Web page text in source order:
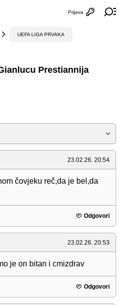
Otvori
Prijava
UEFA LIGA PRVAKA
Prestiannija
23.02.26. 20:54
čovjeku reč,da je bel,da
Odgovori
23.02.26. 20:53
je on bitan i cmizdrav
Odgovori